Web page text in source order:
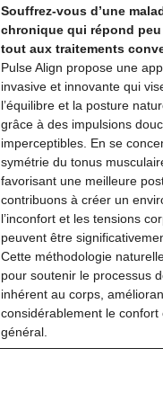
Souffrez-vous d’une
chronique qui répond
tout aux traitements
Pulse Align propose une
invasive et innovante qui
l’équilibre et la posture
grâce à des impulsions
imperceptibles. En se
symétrie du tonus
favorisant une meilleure
contribuons à créer un
l’inconfort et les tensions
peuvent être
Cette méthodologie
pour soutenir le processus
inhérent au corps,
considérablement le confort
général.